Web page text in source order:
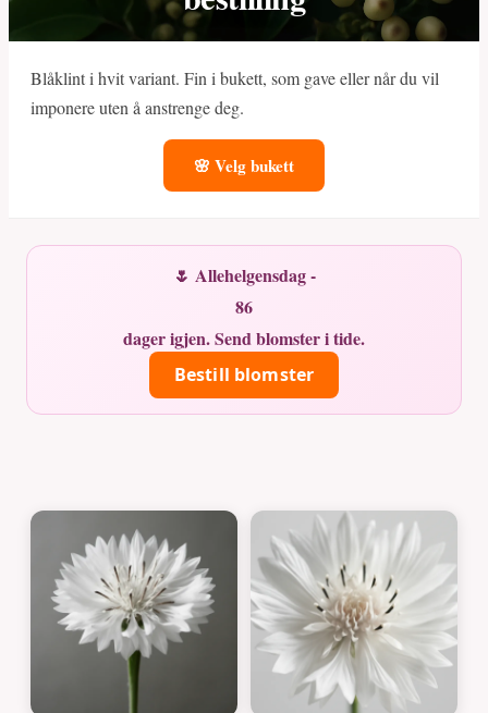
Blåklint i hvit variant. Fin i bukett, som gave eller når du vil
imponere uten å anstrenge deg.
🌸 Velg bukett
🌷 Allehelgensdag -
86
dager igjen. Send blomster i tide.
Bestill blomster